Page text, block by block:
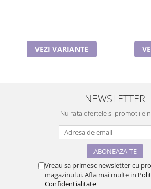
VEZI VARIANTE
NEWSLETTER
Nu rata ofertele si promotiile
Vreau sa primesc newsletter cu
magazinului. Afla mai multe in
Confidentialitate